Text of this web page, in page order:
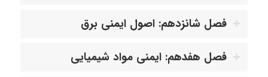
فصل شانزدهم: اصول ایمنی برق
فصل هفدهم: ایمنی مواد شیمیایی